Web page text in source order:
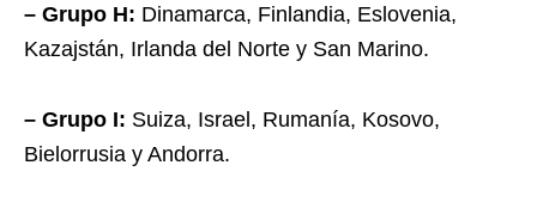
– Grupo H: Dinamarca, Finlandia, Eslovenia,
Kazajstán, Irlanda del Norte y San Marino.
– Grupo I: Suiza, Israel, Rumanía, Kosovo,
Bielorrusia y Andorra.